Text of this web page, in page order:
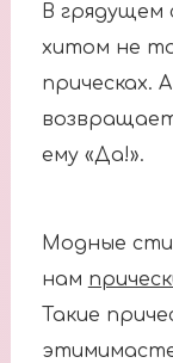
В грядущем
хитом не
прическах.
ему «Да!».
Модные
нам
Такие